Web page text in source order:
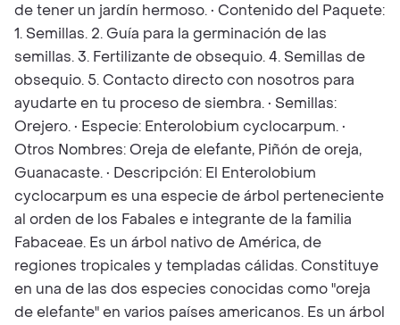
de tener un jardín hermoso. • Contenido del Paquete:
1. Semillas. 2. Guía para la germinación de las
semillas. 3. Fertilizante de obsequio. 4. Semillas de
obsequio. 5. Contacto directo con nosotros para
ayudarte en tu proceso de siembra. • Semillas:
Orejero. • Especie: Enterolobium cyclocarpum. •
Otros Nombres: Oreja de elefante, Piñón de oreja,
Guanacaste. • Descripción: El Enterolobium
cyclocarpum es una especie de árbol perteneciente
al orden de los Fabales e integrante de la familia
Fabaceae. Es un árbol nativo de América, de
regiones tropicales y templadas cálidas. Constituye
en una de las dos especies conocidas como "oreja
de elefante" en varios países americanos. Es un árbol